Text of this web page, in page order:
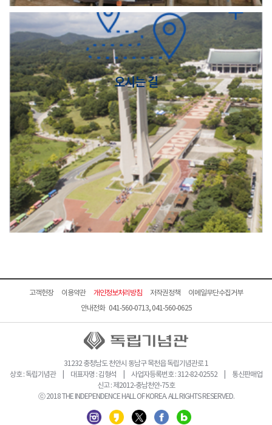
오시는 길
고객헌장 이용약관 개인정보처리방침 저작권정책
이메일무단수집거부
안내전화 041-560-0713, 041-560-0625
31232 충청남도 천안시 동남구 목천읍 독립기념관로 1
상호 : 독립기념관 | 대표자명 : 김형석 | 사업자등록번호 : 312-82-02552 | 통신판매업
신고 : 제2012-충남천안-75호
ⓒ 2018 THE INDEPENDENCE HALL OF KOREA. ALL RIGHTS RESERVED.